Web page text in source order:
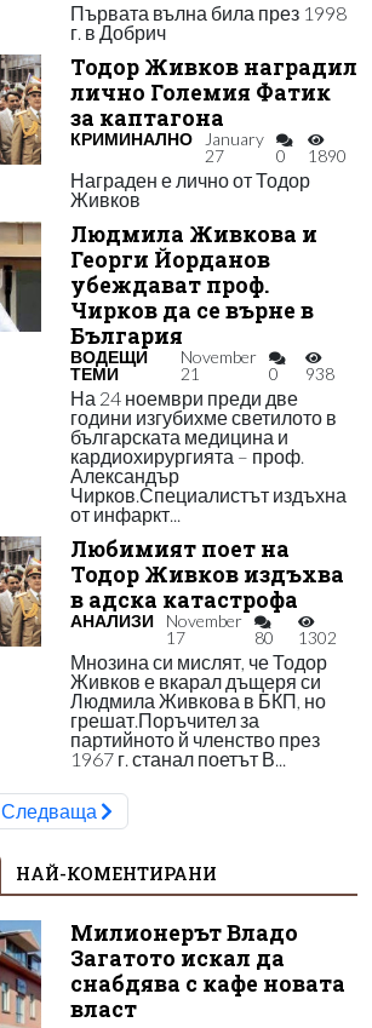
Първата вълна била през 1998
г. в Добрич
Тодор Живков наградил
лично Големия Фатик
за каптагона
КРИМИНАЛНО
January
27
0 1890
Награден е лично от Тодор
Живков
Людмила Живкова и
Георги Йорданов
убеждават проф.
Чирков да се върне в
България
ВОДЕЩИ
ТЕМИ
November
21
0 938
На 24 ноември преди две
години изгубихме светилото в
българската медицина и
кардиохирургията – проф.
Александър
Чирков.Специалистът издъхна
от инфаркт...
Любимият поет на
Тодор Живков издъхва
в адска катастрофа
АНАЛИЗИ
November
17
80 1302
Мнозина си мислят, че Тодор
Живков е вкарал дъщеря си
Людмила Живкова в БКП, но
грешат.Поръчител за
партийното й членство през
1967 г. станал поетът В...
Следваща
НАЙ-КОМЕНТИРАНИ
Милионерът Владо
Загатото искал да
снабдява с кафе новата
власт